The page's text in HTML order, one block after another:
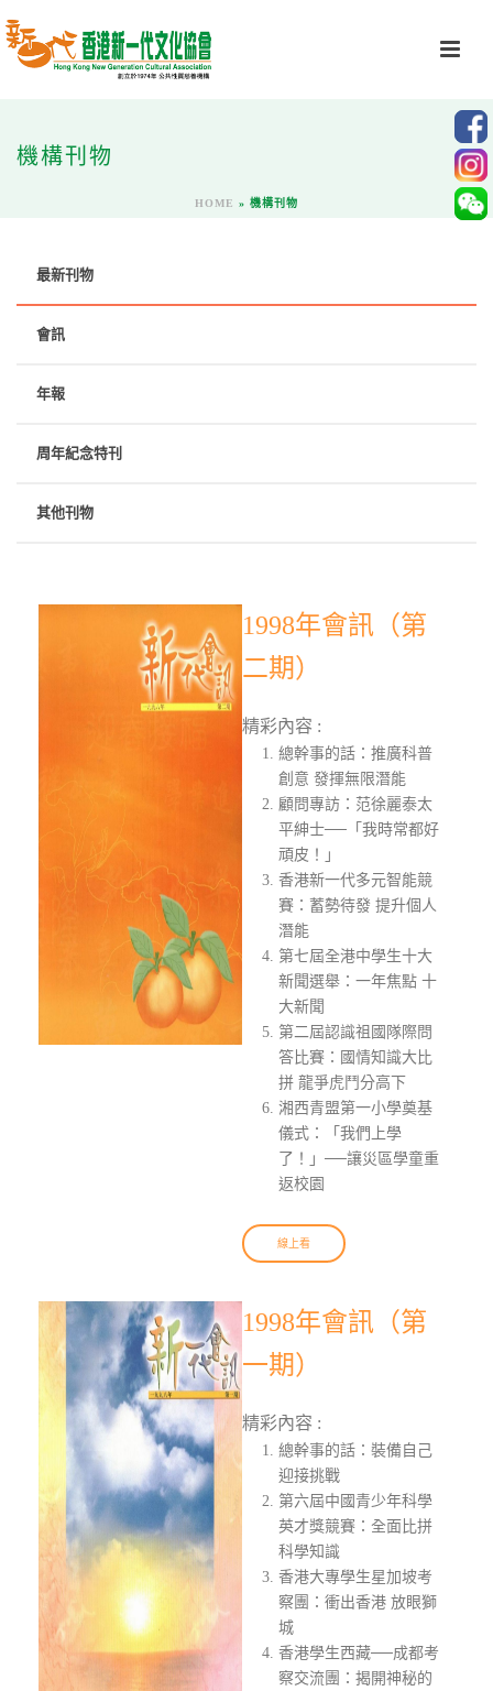
機構刊物
HOME » 機構刊物
最新刊物
會訊
年報
周年紀念特刊
其他刊物
1998年會訊（第
二期）
精彩內容 :
總幹事的話：推廣科普
創意 發揮無限潛能
顧問專訪：范徐麗泰太
平紳士──「我時常都好
頑皮！」
香港新一代多元智能競
賽：蓄勢待發 提升個人
潛能
第七屆全港中學生十大
新聞選舉：一年焦點 十
大新聞
第二屆認識祖國隊際問
答比賽：國情知識大比
拼 龍爭虎鬥分高下
湘西青盟第一小學奠基
儀式：「我們上學
了！」──讓災區學童重
返校園
線上看
1998年會訊（第
一期）
精彩內容 :
總幹事的話：裝備自己
迎接挑戰
第六屆中國青少年科學
英才獎競賽：全面比拼
科學知識
香港大專學生星加坡考
察團：衝出香港 放眼獅
城
香港學生西藏──成都考
察交流團：揭開神秘的